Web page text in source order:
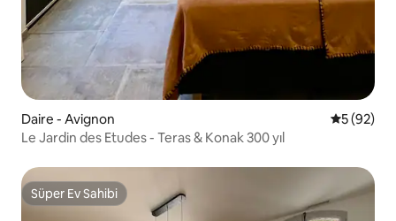
Daire - Avignon 55 (92)
Le Jardin des Etudes - Teras & Konak 300 yıl
Süper Ev Sahibi
Süper Ev Sahibi